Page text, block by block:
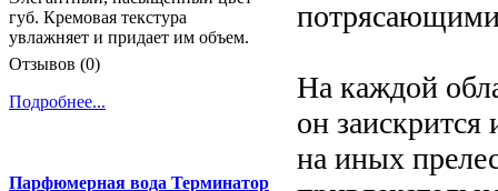
На каждой
он
на иных
губ. Кремовая текстура
увлажняет и придает им объем.
Отзывов (0)
Подробнее...
Парфюмерная вода Терминатор